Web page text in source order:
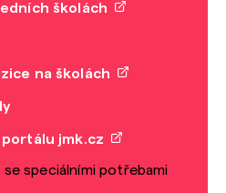
školách
na školách
portálu jmk.cz
speciálními potřebami